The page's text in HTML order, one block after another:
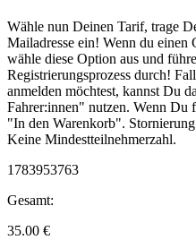
Wähle nun Deinen Tarif, trage
Mailadresse ein! Wenn du einen
wähle diese Option aus und
Registrierungsprozess durch!
anmelden möchtest, kannst Du
Fahrer:innen" nutzen. Wenn
"In den Warenkorb".
Keine Mindestteilnehmerzahl.
1783953763
Gesamt:
35.00 €